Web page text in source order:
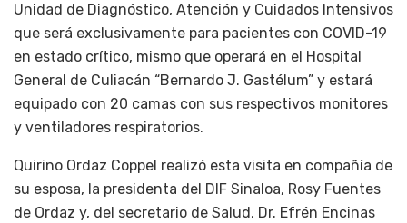
Unidad de Diagnóstico, Atención y Cuidados Intensivos
que será exclusivamente para pacientes con COVID-19
en estado crítico, mismo que operará en el Hospital
General de Culiacán “Bernardo J. Gastélum” y estará
equipado con 20 camas con sus respectivos monitores
y ventiladores respiratorios.
Quirino Ordaz Coppel realizó esta visita en compañía de
su esposa, la presidenta del DIF Sinaloa, Rosy Fuentes
de Ordaz y, del secretario de Salud, Dr. Efrén Encinas